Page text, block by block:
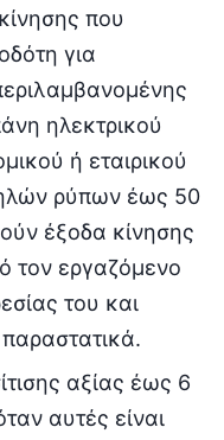
που
για
ηλεκτρικού
ή εταιρικού
ρύπων έως 50
έξοδα κίνησης
τον εργαζόμενο
του και
αξίας έως 6
αυτές είναι